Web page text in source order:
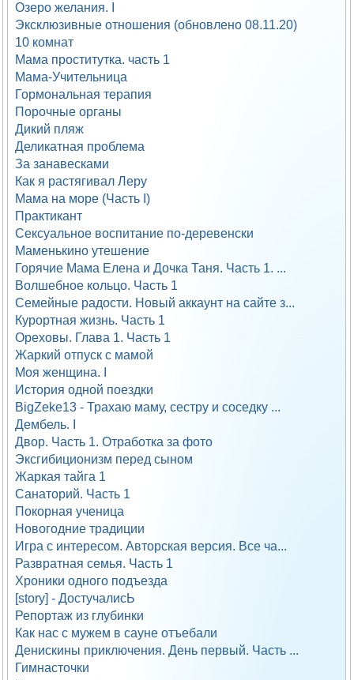
Озеро желания. I
Эксклюзивные отношения (обновлено 08.11.20)
10 комнат
Мама проститутка. часть 1
Мама-Учительница
Гормональная терапия
Порочные органы
Дикий пляж
Деликатная проблема
За занавесками
Как я растягивал Леру
Мама на море (Часть I)
Практикант
Сексуальное воспитание по-деревенски
Маменькино утешение
Горячие Мама Елена и Дочка Таня. Часть 1. ...
Волшебное кольцо. Часть 1
Семейные радости. Новый аккаунт на сайте з...
Курортная жизнь. Часть 1
Ореховы. Глава 1. Часть 1
Жаркий отпуск с мамой
Моя женщина. I
История одной поездки
BigZeke13 - Трахаю маму, сестру и соседку ...
Дембель. I
Двор. Часть 1. Отработка за фото
Эксгибиционизм перед сыном
Жаркая тайга 1
Санаторий. Часть 1
Покорная ученица
Новогодние традиции
Игра с интересом. Авторская версия. Все ча...
Развратная семья. Часть 1
Хроники одного подъезда
[story] - ДостучалисЬ
Репортаж из глубинки
Как нас с мужем в сауне отъебали
Денискины приключения. День первый. Часть ...
Гимнасточки